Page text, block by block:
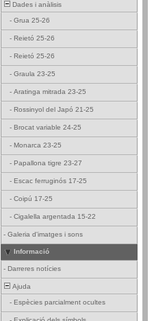
Dades i anàlisis
- Grua 25-26
- Reietó 25-26
- Reietó 25-26
- Graula 23-25
- Aratinga mitrada 23-25
- Rossinyol del Japó 21-25
- Brocat variable 24-25
- Monarca 23-25
- Papallona tigre 23-27
- Escac ferruginós 17-25
- Coipú 17-25
- Cigalella argentada 15-22
- Galeria d'imatges i sons
Informació
- Darreres notícies
Ajuda
- Espècies parcialment ocultes